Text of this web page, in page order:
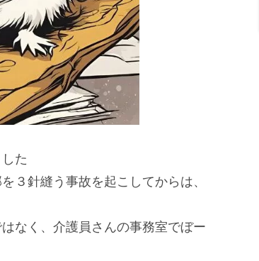
た
３針縫う事故を起こしてからは、
なく、介護員さんの事務室でぼー